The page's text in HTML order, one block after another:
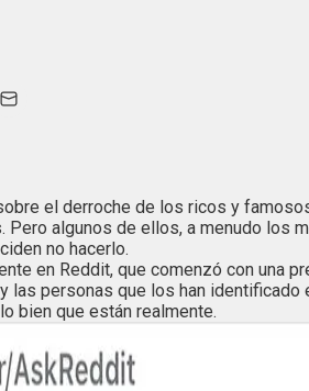
el derroche de los ricos y
algunos de ellos, a menudo los
no hacerlo.
en Reddit, que comenzó con una
las personas que los han
bien que están realmente.